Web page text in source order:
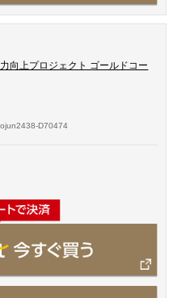
向上プロジェクト ゴールドコー
D70474